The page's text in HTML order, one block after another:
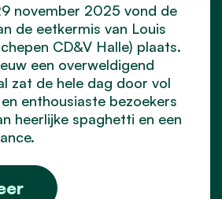
november 2025 vond de
de eetkermis van Louis
CD&V Halle) plaats.
een overweldigend
zat de hele dag door vol
enthousiaste bezoekers
heerlijke spaghetti en een